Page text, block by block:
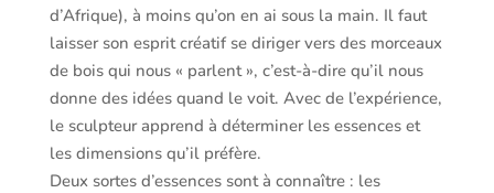
d’Afrique), à moins qu’on en ai sous la main. Il faut
laisser son esprit créatif se diriger vers des morceaux
de bois qui nous « parlent », c’est-à-dire qu’il nous
donne des idées quand le voit. Avec de l’expérience,
le sculpteur apprend à déterminer les essences et
les dimensions qu’il préfère.
Deux sortes d’essences sont à connaître : les